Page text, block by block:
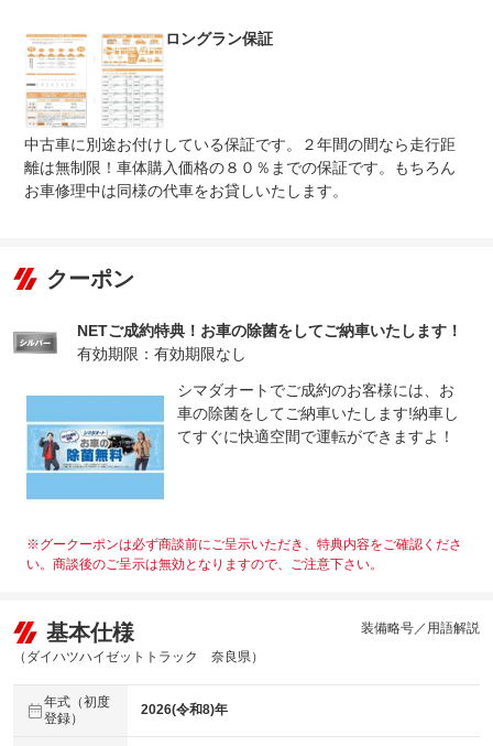
法定整備 整備無 車両状態については販売店にご確認ください
法定整備
について
-
ロングラン保証
中古車に別途お付けしている保証です。２年間の間なら走行距
離は無制限！車体購入価格の８０％までの保証です。もちろん
お車修理中は同様の代車をお貸しいたします。
クーポン
NETご成約特典！お車の除菌をしてご納車いたします！
有効期限：有効期限なし
シマダオートでご成約のお客様には、お
車の除菌をしてご納車いたします!納車し
てすぐに快適空間で運転ができますよ！
※グークーポンは必ず商談前にご呈示いただき、特典内容をご確認くださ
い。商談後のご呈示は無効となりますので、ご注意下さい。
基本仕様
（ダイハツハイゼットトラック 奈良県）
装備略号／用語解説
年式（初度
登録）
2026(令和8)年